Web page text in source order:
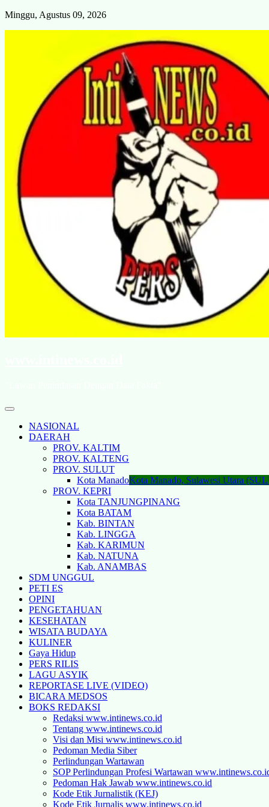
Skip
Minggu, Agustus 09, 2026
NASIONAL
DAERAH
PROV. KALTIM
PROV. KALTENG
PROV. SULUT
Kota ManadoKota Manado, Sulawesi Utara
PROV. KEPRI
Kota TANJUNGPINANG
Kota BATAM
Kab. BINTAN
Kab. LINGGA
Kab. KARIMUN
Kab. NATUNA
Kab. ANAMBAS
SDM UNGGUL
PETI ES
OPINI
PENGETAHUAN
KESEHATAN
WISATA BUDAYA
KULINER
Gaya Hidup
PERS RILIS
LAGU ASYIK
REPORTASE LIVE (VIDEO)
BICARA MEDSOS
BOKS REDAKSI
Redaksi www.intinews.co.id
Tentang www.intinews.co.id
Visi dan Misi www.intinews.co.id
Pedoman Media Siber
Perlindungan Wartawan
SOP Perlindungan Profesi Wartawan
Pedoman Hak Jawab www.intinews.co.id
Kode Etik Jurnalistik (KEJ)
Kode Etik Jurnalis www.intinews.co.id